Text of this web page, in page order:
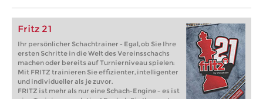
Fritz 21
Ihr persönlicher Schachtrainer - Egal, ob Sie Ihre
ersten Schritte in die Welt des Vereinsschachs
machen oder bereits auf Turnierniveau spielen:
Mit FRITZ trainieren Sie effizienter, intelligenter
und individueller als je zuvor.
FRITZ ist mehr als nur eine Schach-Engine – es ist